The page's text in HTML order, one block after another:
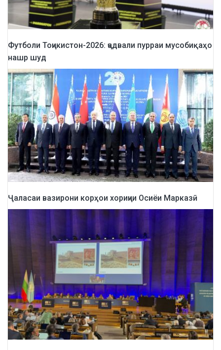
Футболи Тоҷикистон-2026: ҷадвали пурраи мусобиқаҳо
нашр шуд
Ҷаласаи вазирони корҳои хориҷии Осиёи Марказӣ